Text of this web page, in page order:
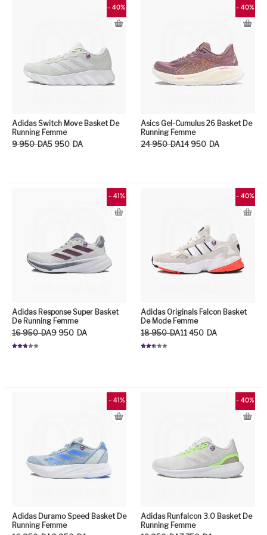
- 40%
Adidas Switch Move Basket De
Running Femme
9 950 DA
Le prix initial était : 9 950DA.
5 950 DA
Le prix actuel est : 5 950DA.
- 40%
Asics Gel-Cumulus 26 Basket De
Running Femme
24 950 DA
Le prix initial était : 24 950DA.
14 950 DA
Le prix actuel est : 14 950DA.
- 41%
Adidas Response Super Basket
De Running Femme
16 950 DA
Le prix initial était : 16 950DA.
9 950 DA
Le prix actuel est : 9 950DA.
- 40%
Adidas Originals Falcon Basket
De Mode Femme
18 950 DA
Le prix initial était : 18 950DA.
11 450 DA
Le prix actuel est : 11 450DA.
- 41%
Adidas Duramo Speed Basket De
Running Femme
- 40%
Adidas Runfalcon 3.0 Basket De
Running Femme